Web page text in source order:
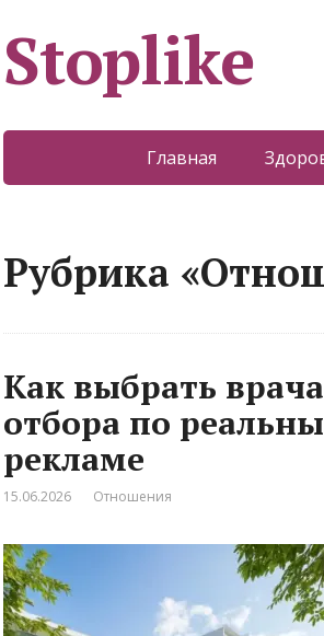
Stoplike
Главная
Рубрика
Как выбрать
отбора по
рекламе
15.06.2026 Отношения